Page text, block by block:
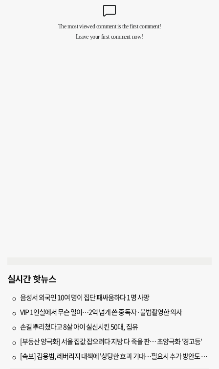
실시간 핫뉴스
음성서 외국인 10여 명이 집단 패싸움하다 1명 사망
VIP 1인실에서 무슨 일이…2억 넘게 쓴 중독자·불법촬영한 의사
손길 뿌리쳤다고 8살 아이 실신시킨 50대, 집유
[부동산 양극화] 서울 집값 잡으려다 지방 다 죽을 판… 초양극화 '경고등'
[속보] 김용범, 레버리지 대책에 '상당한 효과 기대…필요시 추가 방안도 검토'